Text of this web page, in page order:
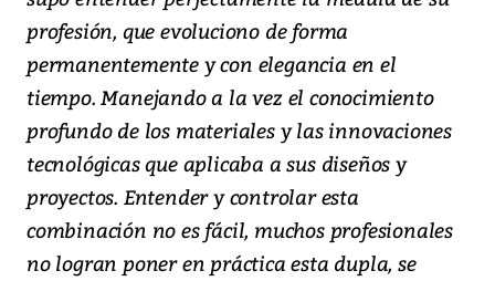
profesión, que evoluciono de forma
permanentemente y con elegancia en el
tiempo. Manejando a la vez el conocimiento
profundo de los materiales y las innovaciones
tecnológicas que aplicaba a sus diseños y
proyectos. Entender y controlar esta
combinación no es fácil, muchos profesionales
no logran poner en práctica esta dupla, se